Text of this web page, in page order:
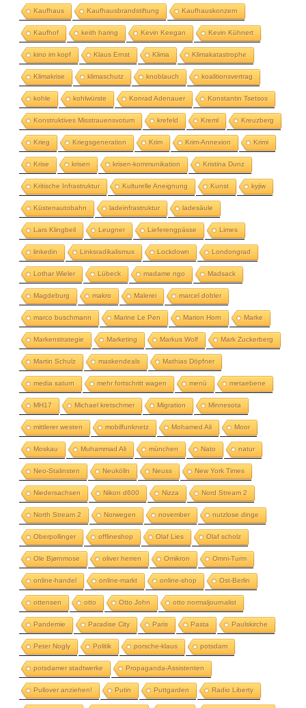
Kaufhaus Kaufhausbrandstiftung Kaufhauskonzern
Kaufhof keith haring Kevin Keegan Kevin Kühnert
kino im kopf Klaus Ernst Klima Klimakatastrophe
Klimakrise klimaschutz knoblauch koalitionsvertrag
kohle kohlwürste Konrad Adenauer Konstantin Tsetsos
Konstruktives Misstrauensvotum krefeld Kreml Kreuzberg
Krieg Kriegsgeneration Krim Krim-Annexion Krimi
Krise krisen krisen-kommunikation Kristina Dunz
Kritische Infrastruktur Kulturelle Aneignung Kunst kyjiw
Küstenautobahn ladeinfrastruktur ladesäule
Lars Klingbeil Leugner Lieferengpässe Limes
linkedin Linksradikalismus Lockdown Londongrad
Lothar Wieler Lübeck madame ngo Madsack
Magdeburg makro Malerei marcel dobler
marco buschmann Marine Le Pen Marion Horn Marke
Markenstrategie Marketing Markus Wolf Mark Zuckerberg
Martin Schulz maskendeals Mathias Döpfner
media saturn mehr fortschritt wagen menü metaebene
MH17 Michael kretschmer Migration Minnesota
mittlerer westen mobilfunknetz Mohamed Ali Moor
Moskau Muhammad Ali münchen Nato natur
Neo-Stalinsten Neukölln Neuss New York Times
Niedersachsen Nikon d600 Nizza Nord Stream 2
North Stream 2 Norwegen november nutzlose dinge
Oberpollinger offlineshop Olaf Lies Olaf scholz
Ole Bjørnmose oliver herren Omikron Omni-Turm
online-handel online-markt online-shop Ost-Berlin
ottensen otto Otto John otto normaljournalist
Pandemie Paradise City Paris Pasta Paulskirche
Peter Nogly Politik porsche-klaus potsdam
potsdamer stadtwerke Propaganda-Assistenten
Pullover anziehen! Putin Puttgarden Radio Liberty